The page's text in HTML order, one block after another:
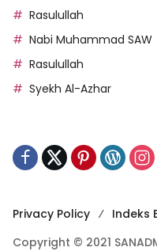
Rasulullah
Nabi Muhammad SAW
Rasulullah
Syekh Al-Azhar
Privacy Policy Indeks
Copyright © 2021